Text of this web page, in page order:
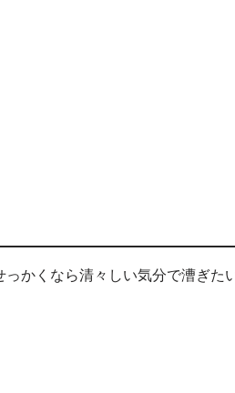
かくなら清々しい気分で漕ぎた